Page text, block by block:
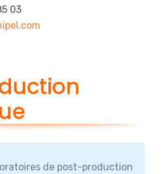
03
de post-production